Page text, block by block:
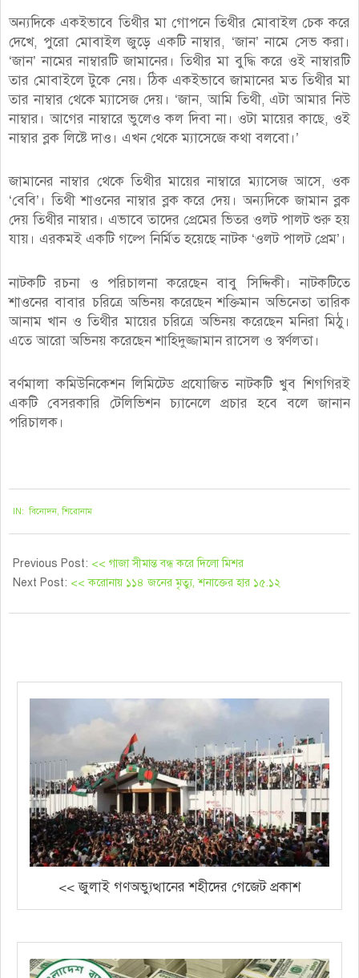
অন্যদিকে একইভাবে তিথীর মা গােপনে তিথীর মােবাইল চেক করে
দেখে, পুরাে মােবাইল জুড়ে একটি নাম্বার, ‘জান’ নামে সেভ করা।
‘জান’ নামের নাম্বারটি জামানের। তিথীর মা বুদ্ধি করে ওই নাম্বারটি
তার মােবাইলে টুকে নেয়। ঠিক একইভাবে জামানের মত তিথীর মা
তার নাম্বার থেকে ম্যাসেজ দেয়। ‘জান, আমি তিথী, এটা আমার নিউ
নাম্বার। আগের নাম্বারে ভুলেও কল দিবা না। ওটা মায়ের কাছে, ওই
নাম্বার ব্লক লিষ্টে দাও। এখন থেকে ম্যাসেজে কথা বলবাে।’
জামানের নাম্বার থেকে তিথীর মায়ের নাম্বারে ম্যাসেজ আসে, ওক
‘বেবি’। তিথী শাওনের নাম্বার ব্লক করে দেয়। অন্যদিকে জামান ব্লক
দেয় তিথীর নাম্বার। এভাবে তাদের প্রেমের ভিতর ওলট পালট শুরু হয়
যায়। এরকমই একটি গল্পে নির্মিত হয়েছে নাটক ‘ওলট পালট প্রেম’।
নাটকটি রচনা ও পরিচালনা করেছেন বাবু সিদ্দিকী। নাটকটিতে
শাওনের বাবার চরিত্রে অভিনয় করেছেন শক্তিমান অভিনেতা তারিক
আনাম খান ও তিথীর মায়ের চরিত্রে অভিনয় করেছেন মনিরা মিঠু।
এতে আরো অভিনয় করেছেন শাহিদুজ্জামান রাসেল ও স্বর্ণলতা।
বর্ণমালা কমিউনিকেশন লিমিটেড প্রযোজিত নাটকটি খুব শিগগিরই
একটি বেসরকারি টেলিভিশন চ্যানেলে প্রচার হবে বলে জানান
পরিচালক।
IN: বিনোদন,শিরোনাম
Previous Post: << গাজা সীমান্ত বন্ধ করে দিলো মিশর
Next Post: << করোনায় ১১৪ জনের মৃত্যু, শনাক্তের হার ১৫.১২
<< জুলাই গণঅভ্যুত্থানের শহীদের গেজেট প্রকাশ